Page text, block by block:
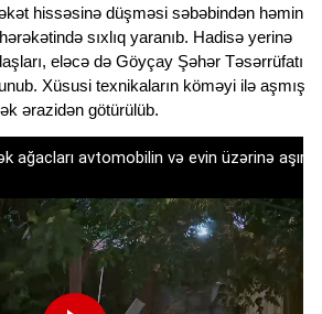
hissəsinə düşməsi səbəbindən həmin
sıxlıq yaranıb. Hadisə yerinə
eləcə də Göyçay Şəhər Təsərrüfatı
Xüsusi texnikaların köməyi ilə aşmış
ərazidən götürülüb.